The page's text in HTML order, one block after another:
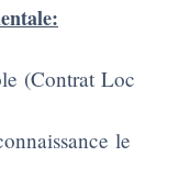
(Contrat Loc
le